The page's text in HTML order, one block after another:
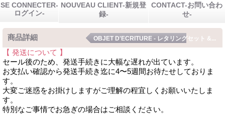
SE CONNECTER-
ログイン-
NOUVEAU CLIENT-新規登
録-
CONTACT-お問い合わ
せ-
商品詳細 OBJET D'ECRITURE - レタリングセット &...
【 発送について 】
セール後のため、発送手続きに大幅な遅れが出ています。
お支払い確認から発送手続き迄に4〜5週間お待たせしておりま
す。
大変ご迷惑をお掛けしますがご理解の程宜しくお願いいたしま
す。
特別なご事情でお急ぎの場合はご相談ください。